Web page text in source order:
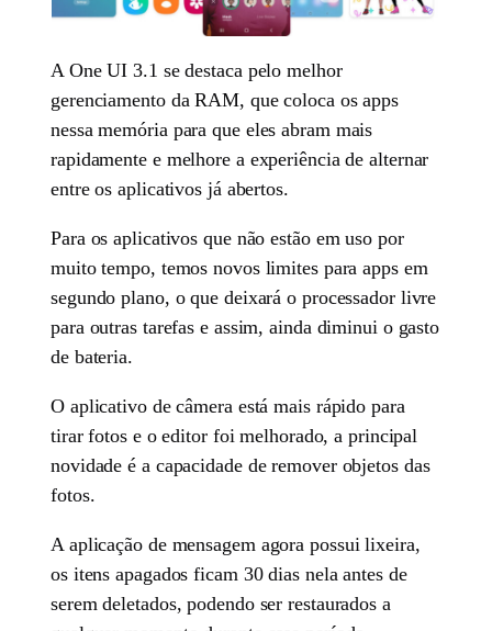
A One UI 3.1 se destaca pelo melhor
gerenciamento da RAM, que coloca os apps
nessa memória para que eles abram mais
rapidamente e melhore a experiência de alternar
entre os aplicativos já abertos.
Para os aplicativos que não estão em uso por
muito tempo, temos novos limites para apps em
segundo plano, o que deixará o processador livre
para outras tarefas e assim, ainda diminui o gasto
de bateria.
O aplicativo de câmera está mais rápido para
tirar fotos e o editor foi melhorado, a principal
novidade é a capacidade de remover objetos das
fotos.
A aplicação de mensagem agora possui lixeira,
os itens apagados ficam 30 dias nela antes de
serem deletados, podendo ser restaurados a